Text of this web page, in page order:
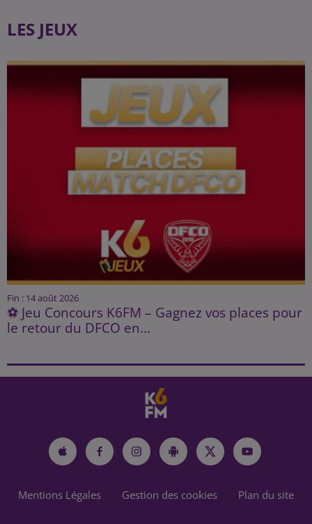
LES JEUX
Fin : 14 août 2026
⚽ Jeu Concours K6FM – Gagnez vos places pour
le retour du DFCO en...
Mentions Légales Gestion des cookies Plan du site